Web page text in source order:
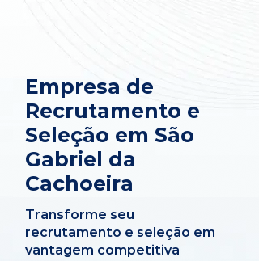
Empresa de
Recrutamento e
Seleção em São
Gabriel da
Cachoeira
Transforme seu
recrutamento e seleção em
vantagem competitiva